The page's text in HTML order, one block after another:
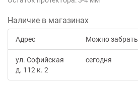
Наличие в магазинах
Адрес Можно забрать
ул. Софийская
д. 112 к. 2
сегодня